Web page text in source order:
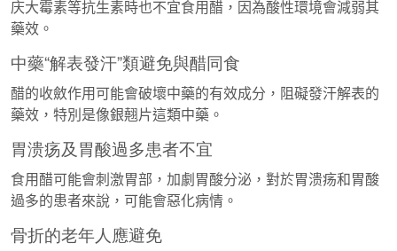
庆大霉素等抗生素時也不宜食用醋，因為酸性環境會減弱其
藥效。
中藥“解表發汗”類避免與醋同食
醋的收斂作用可能會破壞中藥的有效成分，阻礙發汗解表的
藥效，特別是像銀翹片這類中藥。
胃溃疡及胃酸過多患者不宜
食用醋可能會刺激胃部，加劇胃酸分泌，對於胃溃疡和胃酸
過多的患者來說，可能會惡化病情。
骨折的老年人應避免